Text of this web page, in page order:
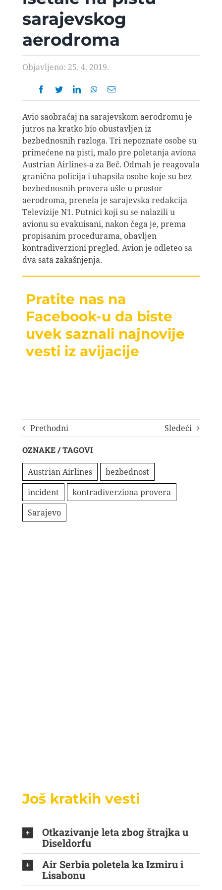
SPECIJAL
FOTO PRIČA
AGENT
Search
for:
sarajevskog
aerodroma
Objavljeno: 25. 4. 2019.
Avio saobraćaj na sarajevskom aerodromu je
jutros na kratko bio obustavljen iz
bezbednosnih razloga. Tri nepoznate osobe su
primećene na pisti, malo pre poletanja aviona
Austrian Airlines-a za Beč. Odmah je reagovala
granična policija i uhapsila osobe koje su bez
bezbednosnih provera ušle u prostor
aerodroma, prenela je sarajevska redakcija
Televizije N1. Putnici koji su se nalazili u
avionu su evakuisani, nakon čega je, prema
propisanim procedurama, obavljen
kontradiverzioni pregled. Avion je odleteo sa
dva sata zakašnjenja.
Pratite nas na
Facebook-u da biste
uvek saznali najnovije
vesti iz avijacije
Prethodni Sledeći
OZNAKE / TAGOVI
Austrian Airlines
bezbednost
incident
kontradiverziona provera
Sarajevo
Još kratkih vesti
Otkazivanje leta zbog štrajka u
Diseldorfu
Air Serbia poletela ka Izmiru i
Lisabonu